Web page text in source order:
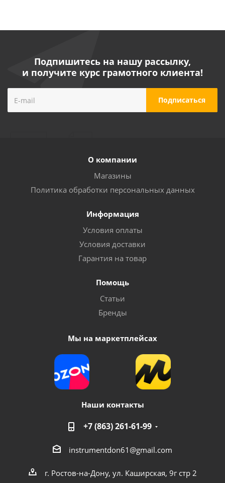
Подпишитесь на нашу рассылку,
и получите курс грамотного клиента!
О компании
Магазины
Политика обработки персональных данных
Информация
Условия оплаты
Условия доставки
Гарантия на товар
Помощь
Статьи
Бренды
Мы на маркетплейсах
Наши контакты
+7 (863) 261-61-99
instrumentdon61@gmail.com
г. Ростов-на-Дону, ул. Каширская, 9г стр 2